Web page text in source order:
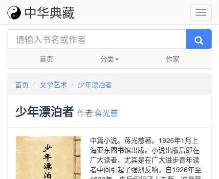
中华典藏
首页 分类 作家
首页 文学艺术 少年漂泊者
少年漂泊者 作者:蒋光慈
中篇小说。蒋光慈著。1926年1月上
海亚东图书馆出版。小说出版后即在
广大读者、尤其是在广大进步青年读
者中间引起了强烈反响，自1926年至